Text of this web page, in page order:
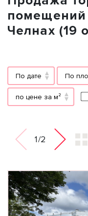
Челнах (19
По дате По
по цене за м²
1/2